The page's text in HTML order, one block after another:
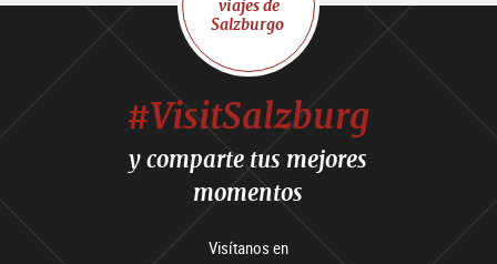
viajes de
Salzburgo
#VisitSalzburg
y comparte tus mejores
momentos
Visítanos en